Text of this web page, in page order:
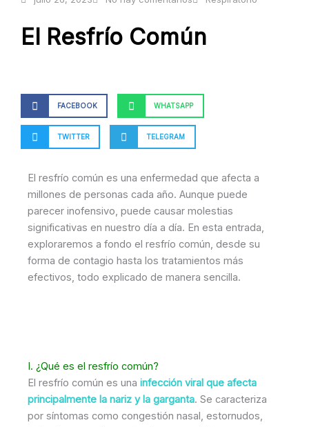
El Resfrío Común
FACEBOOK WHATSAPP
TWITTER TELEGRAM
El resfrío común es una enfermedad que afecta a
millones de personas cada año. Aunque puede
parecer inofensivo, puede causar molestias
significativas en nuestro día a día. En esta entrada,
exploraremos a fondo el resfrío común, desde su
forma de contagio hasta los tratamientos más
efectivos, todo explicado de manera sencilla.
I. ¿Qué es el resfrío común?
El resfrío común es una infección viral que afecta
principalmente la nariz y la garganta. Se caracteriza
por síntomas como congestión nasal, estornudos,